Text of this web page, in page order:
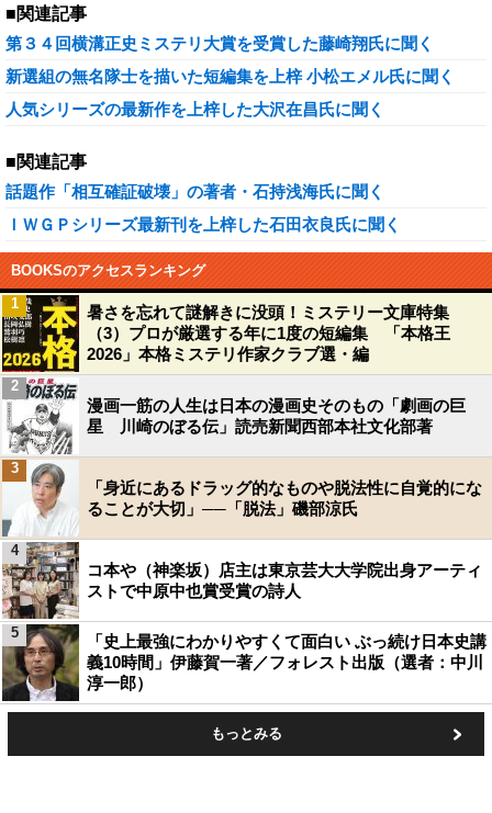
■関連記事
第３４回横溝正史ミステリ大賞を受賞した藤崎翔氏に聞く
新選組の無名隊士を描いた短編集を上梓 小松エメル氏に聞く
人気シリーズの最新作を上梓した大沢在昌氏に聞く
■関連記事
話題作「相互確証破壊」の著者・石持浅海氏に聞く
ＩＷＧＰシリーズ最新刊を上梓した石田衣良氏に聞く
BOOKSのアクセスランキング
暑さを忘れて謎解きに没頭！ミステリー文庫特集
（3）プロが厳選する年に1度の短編集 「本格王
2026」本格ミステリ作家クラブ選・編
1
漫画一筋の人生は日本の漫画史そのもの「劇画の巨
星 川崎のぼる伝」読売新聞西部本社文化部著
2
「身近にあるドラッグ的なものや脱法性に自覚的にな
ることが大切」──「脱法」磯部涼氏
3
コ本や（神楽坂）店主は東京芸大大学院出身アーティ
ストで中原中也賞受賞の詩人
4
「史上最強にわかりやすくて面白い ぶっ続け日本史講
義10時間」伊藤賀一著／フォレスト出版（選者：中川
淳一郎）
5
もっとみる